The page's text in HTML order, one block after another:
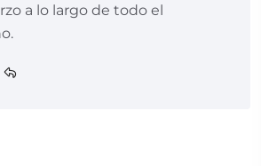
a lo largo de todo el